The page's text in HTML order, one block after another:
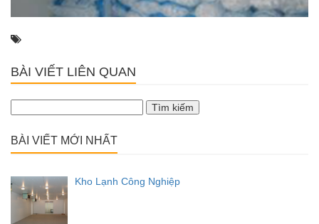
BÀI VIẾT LIÊN QUAN
kiếm
BÀI VIẾT MỚI NHẤT
Kho Lạnh Công Nghiệp